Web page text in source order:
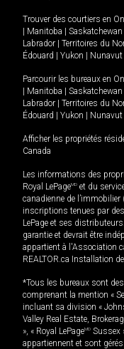
Trouver des courtiers en
Manitoba Saskatchewan
Labrador
Territoires du
Édouard
Yukon Nunavut
Parcourir les bureaux en
Manitoba Saskatchewan
Labrador
Territoires du
Édouard
Yukon Nunavut
Afficher les propriétés
Canada
Les informations des
Royal LePageMD et du
canadienne de
inscriptions tenues par
LePage et ses
garantie et devrait être
appartient à l'Association
REALTOR.ca Installation
*Tous les bureaux sont
comprenant la mention «
incluant sa division «
Valley Real Estate,
», « Royal LePageMD Sussex
appartiennent et sont